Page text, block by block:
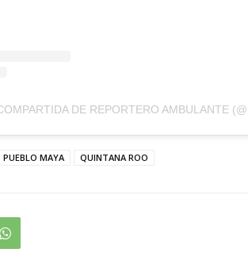
PUEBLO MAYA QUINTANA ROO